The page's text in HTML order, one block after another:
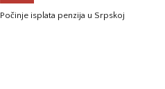
Počinje isplata penzija u Srpskoj